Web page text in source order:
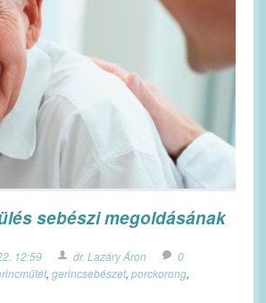
sebészi megoldásának
12:59 dr. Lazáry Áron
0
, gerincsebészet, porckorong,